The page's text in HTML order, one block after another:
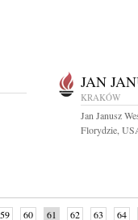
JAN
KRAKÓW
Jan Janusz
Florydzie,
59 60 61 62 63 64